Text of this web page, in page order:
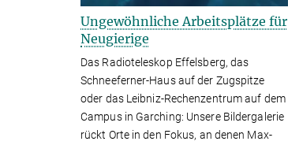
Ungewöhnliche Arbeitsplätze für
Neugierige
Das Radioteleskop Effelsberg, das
Schneeferner-Haus auf der Zugspitze
oder das Leibniz-Rechenzentrum auf dem
Campus in Garching: Unsere Bildergalerie
rückt Orte in den Fokus, an denen Max-